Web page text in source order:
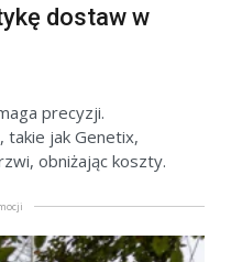
dostaw w
precyzji.
jak Genetix,
obniżając koszty.